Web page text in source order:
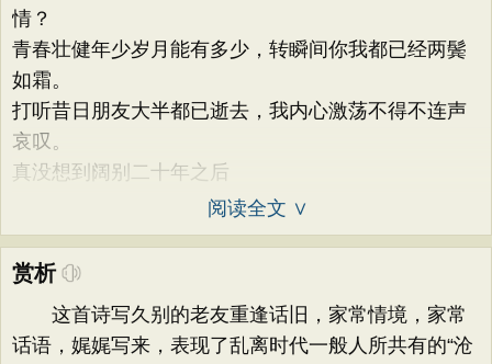
情？
青春壮健年少岁月能有多少，转瞬间你我都已经两鬓
如霜。
打听昔日朋友大半都已逝去，我内心激荡不得不连声
哀叹。
真没想到阔别二十年之后
阅读全文 ∨
赏析
这首诗写久别的老友重逢话旧，家常情境，家常
话语，娓娓写来，表现了乱离时代一般人所共有的“沧